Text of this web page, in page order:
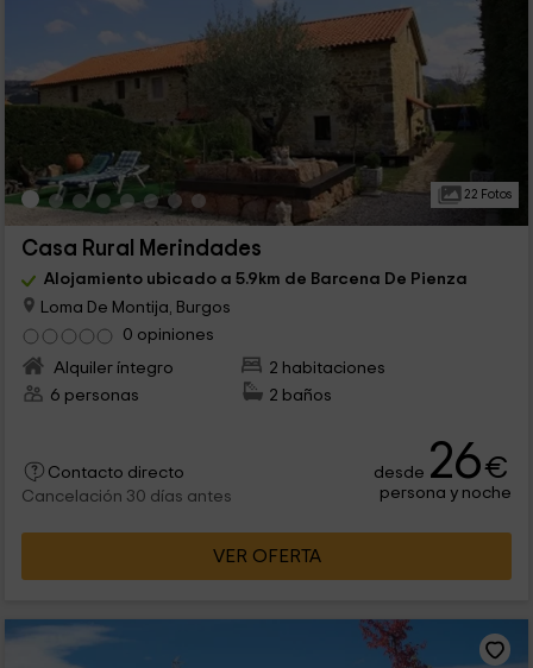
22 Fotos
Casa Rural Merindades
Alojamiento ubicado a 5.9km de Barcena De Pienza
Loma De Montija, Burgos
0 opiniones
Alquiler íntegro
2 habitaciones
6 personas
2 baños
Contacto directo
Cancelación 30 días antes
desde 26€
persona y noche
VER OFERTA